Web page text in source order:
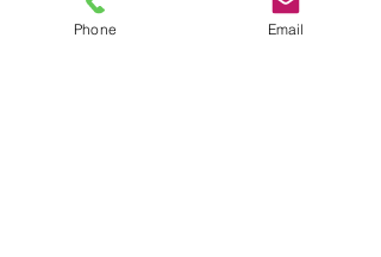
Phone Email